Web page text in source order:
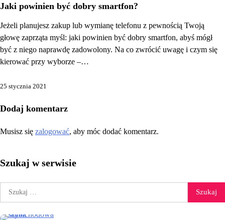
Jaki powinien być dobry smartfon?
Jeżeli planujesz zakup lub wymianę telefonu z pewnością Twoją
głowę zaprząta myśl: jaki powinien być dobry smartfon, abyś mógł
być z niego naprawdę zadowolony. Na co zwrócić uwagę i czym się
kierować przy wyborze –…
25 stycznia 2021
Dodaj komentarz
Musisz się zalogować, aby móc dodać komentarz.
Szukaj w serwisie
Szukaj: